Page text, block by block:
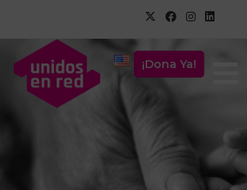
¡Dona Ya!